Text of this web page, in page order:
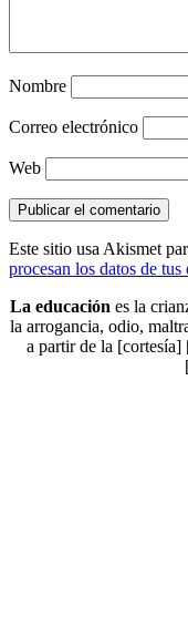
Nombre
Correo electrónico
Web
Este sitio usa Akismet
procesan los datos de tus
La educaciónes la
la arrogancia, odio,
a partir de la